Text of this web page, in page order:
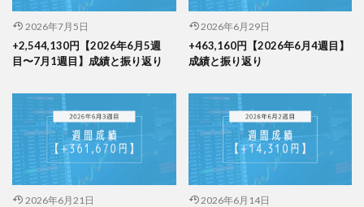
2026年7月5日
+2,544,130円【2026年6月5週
目〜7月1週目】成績と振り返り
2026年6月29日
+463,160円【2026年6月4週目】
成績と振り返り
2026年6月21日 2026年6月14日